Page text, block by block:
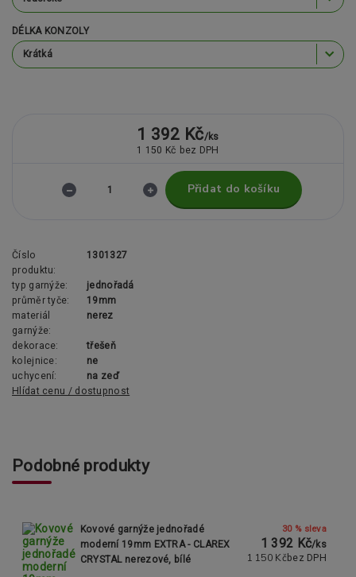
DÉLKA KONZOLY
1 392 Kč/ks
1 150 Kč bez DPH
Přidat do košíku
Číslo
produktu:
1301327
typ garnýže:
jednořadá
průměr tyče:
19mm
materiál
garnýže:
nerez
dekorace:
třešeň
kolejnice:
ne
uchycení:
na zeď
Hlídat cenu / dostupnost
Podobné produkty
Kovové garnýže jednořadé
moderní 19mm EXTRA - CLAREX
CRYSTAL nerezové, bílé
30 % sleva
1 392 Kč/ks
1 150 Kč bez DPH